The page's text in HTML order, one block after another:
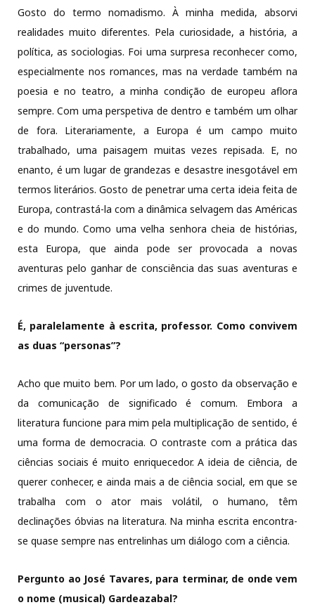
Gosto do termo nomadismo. À minha medida, absorvi
realidades muito diferentes. Pela curiosidade, a história, a
política, as sociologias. Foi uma surpresa reconhecer como,
especialmente nos romances, mas na verdade também na
poesia e no teatro, a minha condição de europeu aflora
sempre. Com uma perspetiva de dentro e também um olhar
de fora. Literariamente, a Europa é um campo muito
trabalhado, uma paisagem muitas vezes repisada. E, no
enanto, é um lugar de grandezas e desastre inesgotável em
termos literários. Gosto de penetrar uma certa ideia feita de
Europa, contrastá-la com a dinâmica selvagem das Américas
e do mundo. Como uma velha senhora cheia de histórias,
esta Europa, que ainda pode ser provocada a novas
aventuras pelo ganhar de consciência das suas aventuras e
crimes de juventude.
É, paralelamente à escrita, professor. Como convivem
as duas “personas”?
Acho que muito bem. Por um lado, o gosto da observação e
da comunicação de significado é comum. Embora a
literatura funcione para mim pela multiplicação de sentido, é
uma forma de democracia. O contraste com a prática das
ciências sociais é muito enriquecedor. A ideia de ciência, de
querer conhecer, e ainda mais a de ciência social, em que se
trabalha com o ator mais volátil, o humano, têm
declinações óbvias na literatura. Na minha escrita encontra-
se quase sempre nas entrelinhas um diálogo com a ciência.
Pergunto ao José Tavares, para terminar, de onde vem
o nome (musical) Gardeazabal?